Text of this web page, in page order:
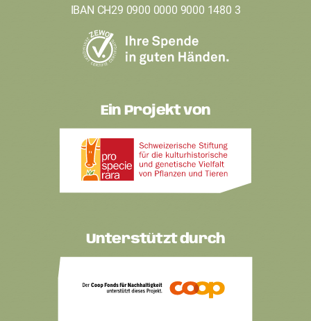
IBAN CH29 0900 0000 9000 1480 3
Ein Projekt von
Unterstützt durch